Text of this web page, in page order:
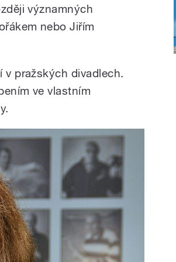
významných
nebo Jiřím
pražských divadlech.
ve vlastním